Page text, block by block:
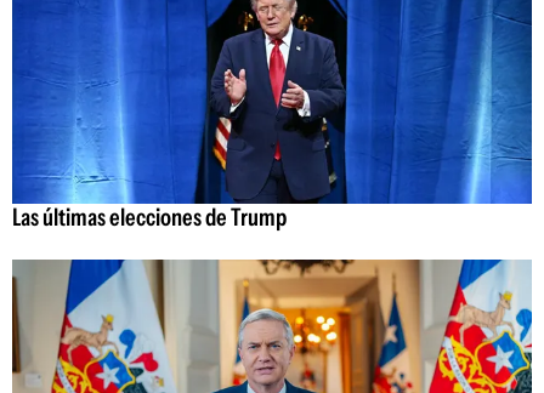
Las últimas elecciones de Trump